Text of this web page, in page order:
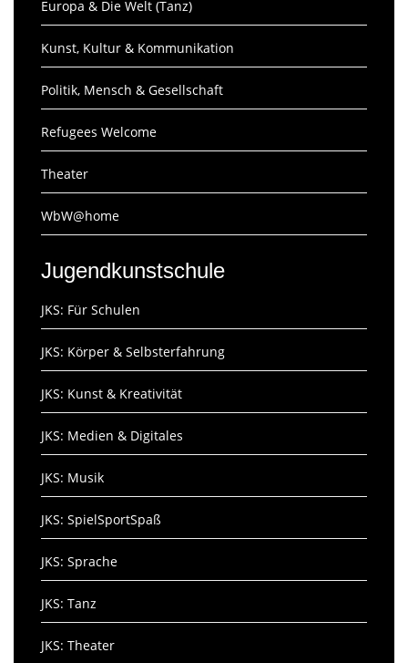
Europa & Die Welt (Tanz)
Kunst, Kultur & Kommunikation
Politik, Mensch & Gesellschaft
Refugees Welcome
Theater
WbW@home
Jugendkunstschule
JKS: Für Schulen
JKS: Körper & Selbsterfahrung
JKS: Kunst & Kreativität
JKS: Medien & Digitales
JKS: Musik
JKS: SpielSportSpaß
JKS: Sprache
JKS: Tanz
JKS: Theater